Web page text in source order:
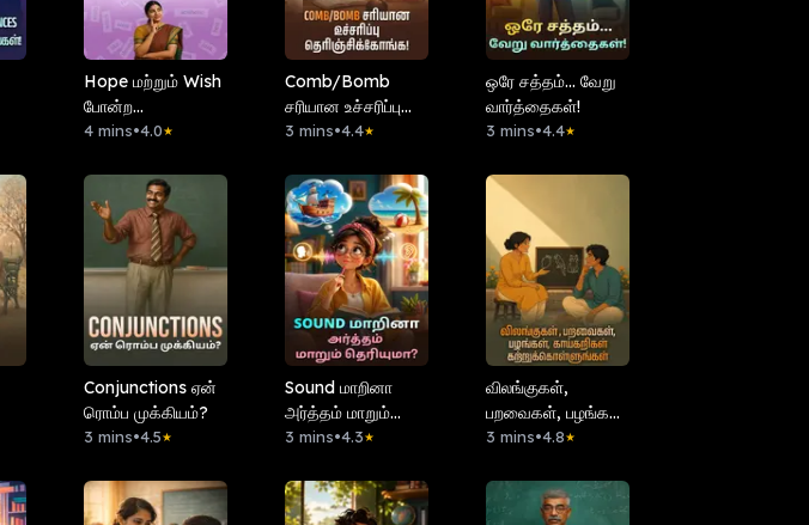
Hope மற்றும் Wish
போன்ற
வார்த்தைகளுக்கு
வேறுபாடுகள்
என்ன?
4 mins•4.0★
Comb/Bomb
சரியான உச்சரிப்பு
தெரிஞ்சிக்கோங்க!
3 mins•4.4★
ஒரே சத்தம்... வேறு
வார்த்தைகள்!
3 mins•4.4★
Conjunctions ஏன்
ரொம்ப முக்கியம்?
3 mins•4.5★
Sound மாறினா
அர்த்தம் மாறும்
தெரியுமா?
3 mins•4.3★
விலங்குகள்,
பறவைகள், பழங்கள்,
காய்கறிகள்
3 mins•4.8★